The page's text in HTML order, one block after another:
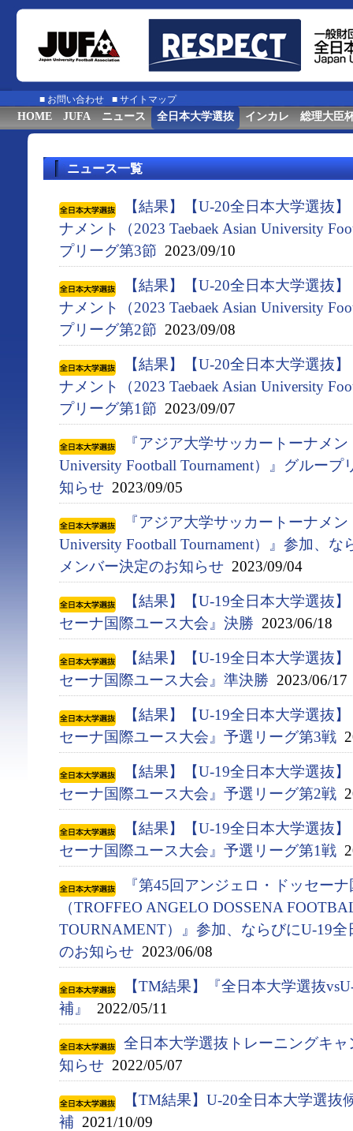
■ お問い合わせ ■ サイトマップ
HOME JUFA ニュース 全日本大学選抜 インカレ 総理大臣
ニュース一覧
【結果】【U-20全日本大学選抜
ナメント（2023 Taebaek Asian University
プリーグ第3節 2023/09/10
【結果】【U-20全日本大学選抜
ナメント（2023 Taebaek Asian University
プリーグ第2節 2023/09/08
【結果】【U-20全日本大学選抜
ナメント（2023 Taebaek Asian University
プリーグ第1節 2023/09/07
『アジア⼤学サッカートーナメン
University Football Tournament）』グルー
知らせ 2023/09/05
『アジア⼤学サッカートーナメン
University Football Tournament）』参加、
メンバー決定のお知らせ 2023/09/04
【結果】【U-19全日本大学選抜
セーナ国際ユース大会』決勝 2023/06/18
【結果】【U-19全日本大学選抜
セーナ国際ユース大会』準決勝 2023/06/17
【結果】【U-19全日本大学選抜
セーナ国際ユース大会』予選リーグ第3戦
【結果】【U-19全日本大学選抜
セーナ国際ユース大会』予選リーグ第2戦
【結果】【U-19全日本大学選抜
セーナ国際ユース大会』予選リーグ第1戦
『第45回アンジェロ・ドッセー
（TROFFEO ANGELO DOSSENA
TOURNAMENT）』参加、ならびにU-19
のお知らせ 2023/06/08
【TM結果】『全日本大学選抜
補』
2022/05/11
全日本大学選抜トレーニングキ
知らせ 2022/05/07
【TM結果】U-20全日本大学選抜
補 2021/10/09